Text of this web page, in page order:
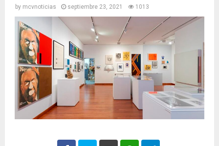
by mcvnoticias septiembre 23, 2021 1013